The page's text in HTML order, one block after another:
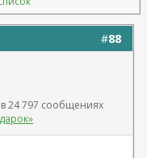
#88
24 797 сообщениях